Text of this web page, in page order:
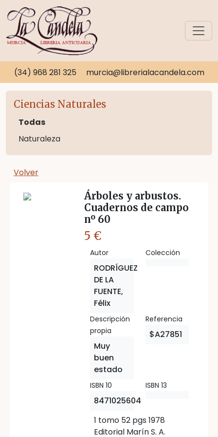
(34) 968 281 325 murcia@librerialacandela.com
Ciencias Naturales
Todas
Naturaleza
Volver
Árboles y arbustos.
Cuadernos de campo
nº 60
5 €
Autor
RODRÍGUEZ
DE LA
FUENTE,
Félix
Colección
Descripción
propia
Muy
buen
estado
Referencia
$A27851
ISBN 10
8471025604
ISBN 13
1 tomo 52 pgs 1978
Editorial Marín S. A.